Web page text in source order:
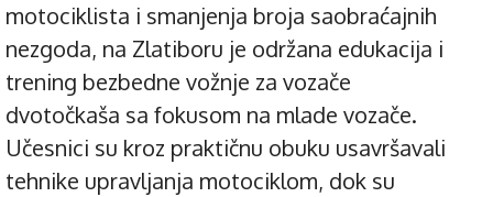
motociklista i smanjenja broja saobraćajnih
nezgoda, na Zlatiboru je održana edukacija i
trening bezbedne vožnje za vozače
dvotočkaša sa fokusom na mlade vozače.
Učesnici su kroz praktičnu obuku usavršavali
tehnike upravljanja motociklom, dok su